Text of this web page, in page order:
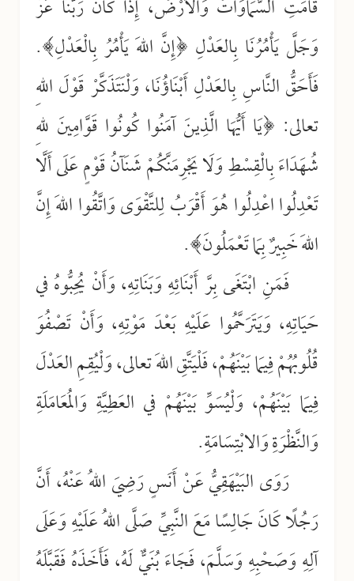
قَامَتِ السَّمَاوَاتُ وَالأَرْضُ، إِذَا كَانَ رَبُّنَا عَزَّ
وَجَلَّ يَأْمُرُنَا بِالعَدْلِ ﴿إِنَّ اللهَ يَأْمُرُ بِالْعَدْلِ﴾.
فَأَحَقُّ النَّاسِ بِالعَدْلِ أَبْنَاؤُنَا، وَلْنَتَذَكَّرْ قَوْلَ اللهِ
تعالى: ﴿يَا أَيُّهَا الَّذِينَ آمَنُوا كُونُوا قَوَّامِينَ للهِ
شُهَدَاءَ بِالْقِسْطِ وَلَا يَجْرِمَنَّكُمْ شَنَآنُ قَوْمٍ عَلَى أَلَّا
تَعْدِلُوا اعْدِلُوا هُوَ أَقْرَبُ لِلتَّقْوَى وَاتَّقُوا اللهَ إِنَّ
اللهَ خَبِيرٌ بِمَا تَعْمَلُونَ﴾.
فَمَنِ ابْتَغَى بِرَّ أَبْنَائِهِ وَبَنَاتِهِ، وَأَنْ يُحِبُّوهُ في
حَيَاتِهِ، وَيَتَرَحَّمُوا عَلَيْهِ بَعْدَ مَوْتِهِ، وَأَنْ تَصْفُوَ
قُلُوبُهُمْ فِيمَا بَيْنَهُمْ، فَلْيَتَّقِ اللهَ تعالى، وَلْيُقِمِ العَدْلَ
فِيمَا بَيْنَهُمْ، وَلْيُسَوِّ بَيْنَهُمْ في العَطِيَّةِ وَالمُعَامَلَةِ
وَالنَّظْرَةِ وَالابْتِسَامَةِ.
رَوَى البَيْهَقِيُّ عَنْ أَنَسٍ رَضِيَ اللهُ عَنْهُ، أَنَّ
رَجُلًا كَانَ جَالِسًا مَعَ النَّبِيِّ صَلَّى اللهُ عَلَيْهِ وَعَلَى
آلِهِ وَصَحْبِهِ وَسَلَّمَ، فَجَاءَ بُنَيٌّ لَهُ، فَأَخَذَهُ فَقَبَّلَهُ